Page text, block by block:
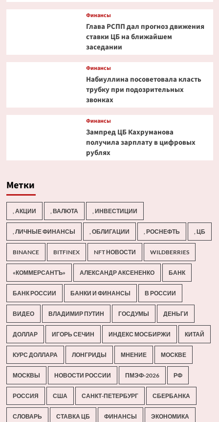
Финансы
Глава РСПП дал прогноз движения
ставки ЦБ на ближайшем
заседании
Финансы
Набиуллина посоветовала класть
трубку при подозрительных
звонках
Финансы
Зампред ЦБ Кахруманова
получила зарплату в цифровых
рублях
Метки
, АКЦИИ , ВАЛЮТА , ИНВЕСТИЦИИ
, ЛИЧНЫЕ ФИНАНСЫ , ОБЛИГАЦИИ , РОСНЕФТЬ , ЦБ
BINANCE BITFINEX NFT НОВОСТИ WILDBERRIES
«КОММЕРСАНТЪ» АЛЕКСАНДР АКСЕНЕНКО БАНК
БАНК РОССИИ БАНКИ И ФИНАНСЫ В РОССИИ
ВИДЕО ВЛАДИМИР ПУТИН ГОСДУМЫ ДЕНЬГИ
ДОЛЛАР ИГОРЬ СЕЧИН ИНДЕКС МОСБИРЖИ КИТАЙ
КУРС ДОЛЛАРА ЛОНГРИДЫ МНЕНИЕ МОСКВЕ
МОСКВЫ НОВОСТИ РОССИИ ПМЭФ-2026 РФ
РОССИЯ США САНКТ-ПЕТЕРБУРГ СБЕРБАНКА
СЛОВАРЬ СТАВКА ЦБ ФИНАНСЫ ЭКОНОМИКА